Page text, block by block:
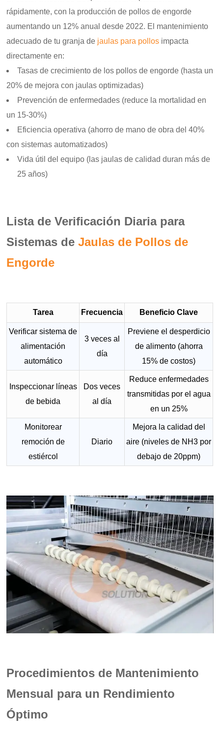
rápidamente, con la producción de pollos de engorde
aumentando un 12% anual desde 2022. El mantenimiento
adecuado de tu granja de jaulas para pollos impacta
directamente en:
Tasas de crecimiento de los pollos de engorde (hasta un
20% de mejora con jaulas optimizadas)
Prevención de enfermedades (reduce la mortalidad en
un 15-30%)
Eficiencia operativa (ahorro de mano de obra del 40%
con sistemas automatizados)
Vida útil del equipo (las jaulas de calidad duran más de
25 años)
Lista de Verificación Diaria para
Sistemas deJaulas de Pollos de
Engorde
Tarea Frecuencia Beneficio Clave
Verificar sistema de
alimentación
automático
3 veces al
día
Previene el desperdicio
de alimento (ahorra
15% de costos)
Inspeccionar líneas
de bebida
Dos veces
al día
Reduce enfermedades
transmitidas por el agua
en un 25%
Monitorear
remoción de
estiércol
Diario
Mejora la calidad del
aire (niveles de NH3 por
debajo de 20ppm)
Procedimientos de Mantenimiento
Mensual para un Rendimiento
Óptimo